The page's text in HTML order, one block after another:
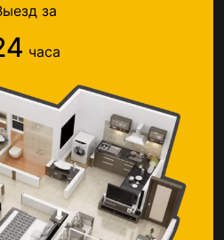
за
часа